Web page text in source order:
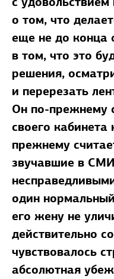
о том, что
еще не до конца
в том, что это
решения,
и перерезать
Он по-прежнему
своего кабинета
прежнему
звучавшие в
один
его жену не
действительно
чувствовалось
абсолютная